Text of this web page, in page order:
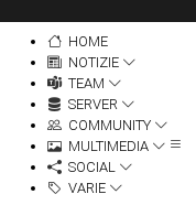
HOME
NOTIZIE
TEAM
SERVER
COMMUNITY
MULTIMEDIA
SOCIAL
VARIE